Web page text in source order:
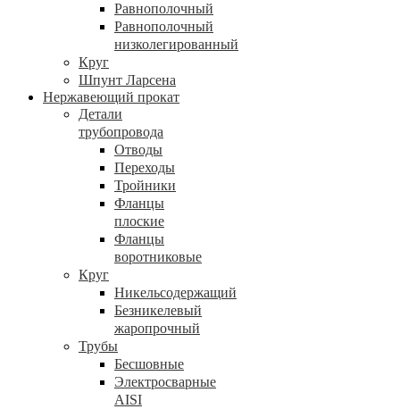
Равнополочный
Равнополочный
низколегированный
Круг
Шпунт Ларсена
Нержавеющий прокат
Детали
трубопровода
Отводы
Переходы
Тройники
Фланцы
плоские
Фланцы
воротниковые
Круг
Никельсодержащий
Безникелевый
жаропрочный
Трубы
Бесшовные
Электросварные
AISI